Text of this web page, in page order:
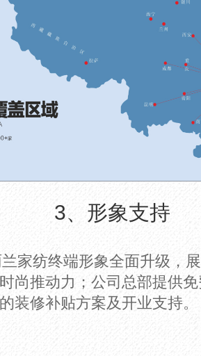
3、形象支持
家纺终端形象全面升级，
尚推动力；公司总部提供
装修补贴方案及开业支持。